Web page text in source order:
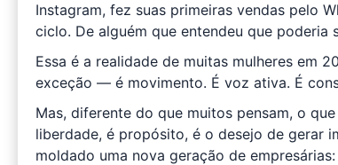
Instagram, fez suas primeiras vendas pelo
ciclo. De alguém que entendeu que poderia
Essa é a realidade de muitas mulheres em
exceção — é movimento. É voz ativa. É
Mas, diferente do que muitos pensam, o
liberdade, é propósito, é o desejo de gerar
moldado uma nova geração de